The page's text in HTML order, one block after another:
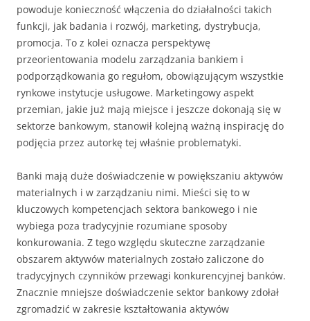
powoduje konieczność włączenia do działalności takich
funkcji, jak badania i rozwój, marketing, dystrybucja,
promocja. To z kolei oznacza perspektywę
przeorientowania modelu zarządzania bankiem i
podporządkowania go regułom, obowiązującym wszystkie
rynkowe instytucje usługowe. Marketingowy aspekt
przemian, jakie już mają miejsce i jeszcze dokonają się w
sektorze bankowym, stanowił kolejną ważną inspirację do
podjęcia przez autorkę tej właśnie problematyki.
Banki mają duże doświadczenie w powiększaniu aktywów
materialnych i w zarządzaniu nimi. Mieści się to w
kluczowych kompetencjach sektora bankowego i nie
wybiega poza tradycyjnie rozumiane sposoby
konkurowania. Z tego względu skuteczne zarządzanie
obszarem aktywów materialnych zostało zaliczone do
tradycyjnych czynników przewagi konkurencyjnej banków.
Znacznie mniejsze doświadczenie sektor bankowy zdołał
zgromadzić w zakresie kształtowania aktywów